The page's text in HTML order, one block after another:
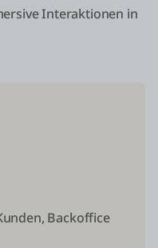
Interaktionen in
Backoffice